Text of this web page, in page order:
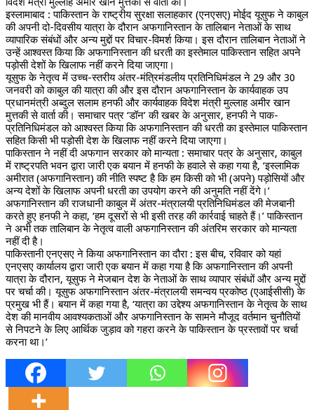
इस्लामाबाद : पाकिस्तान के राष्ट्रीय सुरक्षा सलाहकार (एनएसए) मोईद यूसुफ ने काबुल
की अपनी दो-दिवसीय यात्रा के दौरान अफगानिस्तान के तालिबान नेताओं के साथ
व्यापारिक संबंधों और अन्य मुद्दों पर विचार-विमर्श किया। इस दौरान तालिबान नेताओं ने
उन्हें आश्वस्त किया कि अफगानिस्तान की धरती का इस्तेमाल पाकिस्तान सहित अपने
पड़ोसी देशों के खिलाफ नहीं करने दिया जाएगा।
यूसुफ के नेतृत्व में उच्च-स्तरीय अंतर-मंत्रिमंडलीय प्रतिनिधिमंडल ने 29 और 30
जनवरी को काबुल की यात्रा की और इस दौरान अफगानिस्तान के कार्यवाहक उप
प्रधानमंत्री अब्दुल सलाम हनफी और कार्यवाहक विदेश मंत्री मुल्लाह अमीर खान
मुत्तकी से वार्ता की। समाचार पत्र ‘डॉन’ की खबर के अनुसार, हनफी ने पाक-
प्रतिनिधिमंडल को आश्वस्त किया कि अफगानिस्तान की धरती का इस्तेमाल पाकिस्तान
सहित किसी भी पड़ोसी देश के खिलाफ नहीं करने दिया जाएगा।
पाकिस्तान ने नहीं दी अफगान सरकार को मान्यता : समाचार पत्र के अनुसार, काबुल
में राष्ट्रपति भवन द्वारा जारी एक बयान में हनफी के हवाले से कहा गया है, ‘इस्लामिक
अमीरात (अफगानिस्तान) की नीति स्पष्ट है कि हम किसी को भी (अपने) पड़ोसियों और
अन्य देशों के खिलाफ अपनी धरती का उपयोग करने की अनुमति नहीं देंगे।’
अफगानिस्तान की राजधानी काबुल में अंतर-मंत्रालयी प्रतिनिधिमंडल की मेजबानी
करते हुए हनफी ने कहा, ‘हम दूसरों से भी इसी तरह की कार्रवाई चाहते हैं।’ पाकिस्तान
ने अभी तक तालिबान के नेतृत्व वाली अफगानिस्तान की अंतरिम सरकार को मान्यता
नहीं दी है।
पाकिस्तानी एनएसए ने किया अफगानिस्तान का दौरा : इस बीच, रविवार को यहां
एनएसए कार्यालय द्वारा जारी एक बयान में कहा गया है कि अफगानिस्तान की अपनी
यात्रा के दौरान, यूसुफ ने मेजबान देश के नेताओं के साथ व्यापार संबंधों और अन्य मुद्दों
पर चर्चा की। यूसुफ अफगानिस्तान अंतर-मंत्रालयी समन्वय प्रकोष्ठ (एआईसीसी) के
प्रमुख भी हैं। बयान में कहा गया है, ‘यात्रा का उद्देश्य अफगानिस्तान के नेतृत्व के साथ
देश की मानवीय आवश्यकताओं और अफगानिस्तान के सामने मौजूद वर्तमान चुनौतियों
से निपटने के लिए आर्थिक जुड़ाव को गहरा करने के पाकिस्तान के प्रस्तावों पर चर्चा
करना था।’